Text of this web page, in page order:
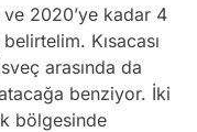
ve 2020’ye kadar 4
Kısacası
arasında da
benziyor. İki
bölgesinde